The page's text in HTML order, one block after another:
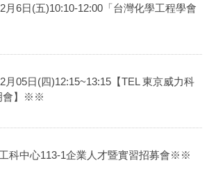
6日(五)10:10-12:00「台灣化學工程學會
05日(四)12:15~13:15【TEL 東京威力科
會】※※
科中心113-1企業人才暨實習招募會※※